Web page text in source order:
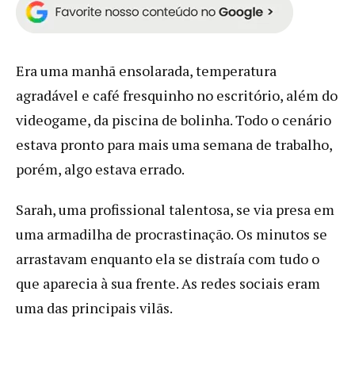
Era uma manhã ensolarada, temperatura
agradável e café fresquinho no escritório, além do
videogame, da piscina de bolinha. Todo o cenário
estava pronto para mais uma semana de trabalho,
porém, algo estava errado.
Sarah, uma profissional talentosa, se via presa em
uma armadilha de procrastinação. Os minutos se
arrastavam enquanto ela se distraía com tudo o
que aparecia à sua frente. As redes sociais eram
uma das principais vilãs.